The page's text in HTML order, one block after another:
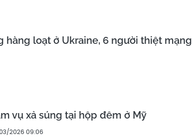
hàng loạt ở Ukraine, 6 người thiệt mạng
vụ xả súng tại hộp đêm ở Mỹ
2026 09:06